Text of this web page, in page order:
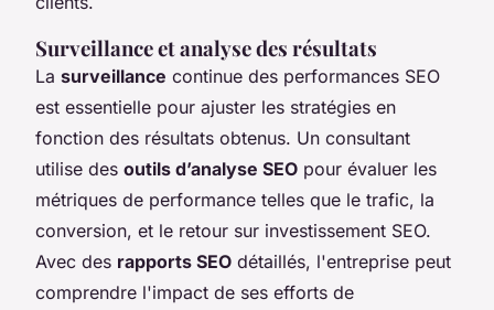
Surveillance et analyse des résultats
La surveillance continue des performances SEO
est essentielle pour ajuster les stratégies en
fonction des résultats obtenus. Un consultant
utilise des outils d’analyse SEO pour évaluer les
métriques de performance telles que le trafic, la
conversion, et le retour sur investissement SEO.
Avec des rapports SEO détaillés, l'entreprise peut
comprendre l'impact de ses efforts de